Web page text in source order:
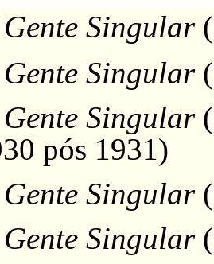
Gente Singular(
Gente Singular(
Gente Singular(
pós 1931)
Gente Singular(
Gente Singular(